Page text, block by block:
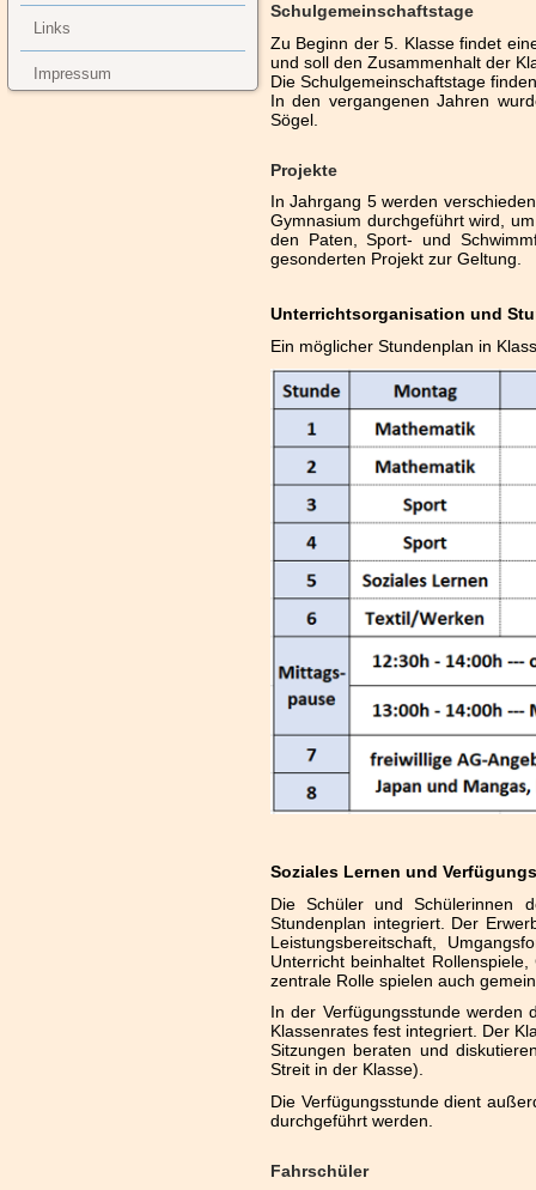
Links
Impressum
Schulgemeinschaftstage
Zu Beginn der 5. Klasse findet
und soll den Zusammenhalt der
Die Schulgemeinschaftstage
In den vergangenen Jahren
Sögel.
Projekte
In Jahrgang 5 werden
Gymnasium durchgeführt wird,
den Paten, Sport- und
gesonderten Projekt zur Geltung.
Unterrichtsorganisation und
Ein möglicher Stundenplan in
Soziales Lernen und
Die Schüler und Schülerinnen
Stundenplan integriert. Der
Leistungsbereitschaft,
Unterricht beinhaltet
zentrale Rolle spielen auch
In der Verfügungsstunde werden
Klassenrates fest integriert. Der
Sitzungen beraten und
Streit in der Klasse).
Die Verfügungsstunde dient
durchgeführt werden.
Fahrschüler